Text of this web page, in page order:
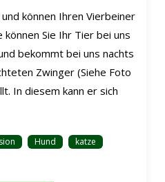
können Ihren Vierbeiner
Sie Ihr Tier bei uns
bekommt bei uns nachts
Zwinger (Siehe Foto
In diesem kann er sich
Hund
katze